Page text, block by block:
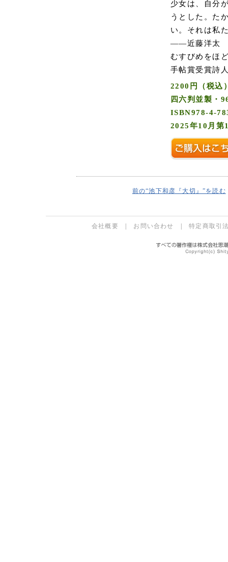
少女は、自分
うとした。た
い。それは私
――近藤洋太
むすびめをほ
手帖賞受賞詩
2200円（税込
四六判並製・
ISBN978-4-
2025年10月
前の“池下和彦『大切』”を読む
会社概要 お問い合わせ |特定商取引